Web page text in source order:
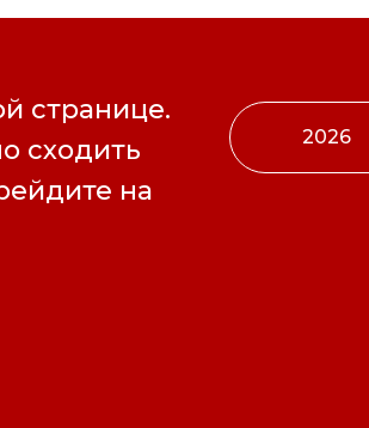
странице.
сходить
на
2026